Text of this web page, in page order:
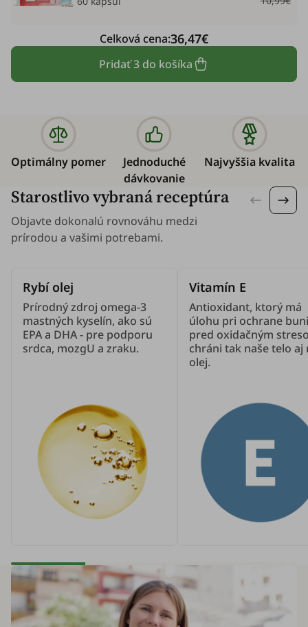
Pridať 3 do košíka
Celková cena:36,47€
Optimálny pomer
Jednoduché
dávkovanie
Najvyššia kvalita
Starostlivo vybraná receptúra
Objavte dokonalú rovnováhu medzi
prírodou a vašimi potrebami.
Rybí olej
Prírodný zdroj omega-3
mastných kyselín, ako sú
EPA a DHA - pre podporu
srdca, mozgU a zraku.
Vitamín E
Antioxidant, ktorý má
úlohu pri ochrane
pred oxidačným
chráni tak naše telo aj
olej.